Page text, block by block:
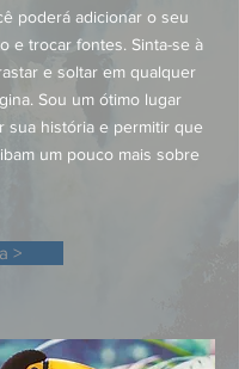
poderá adicionar o seu
e trocar fontes. Sinta-se à
e soltar em qualquer
Sou um ótimo lugar
sua história e permitir que
um pouco mais sobre
>